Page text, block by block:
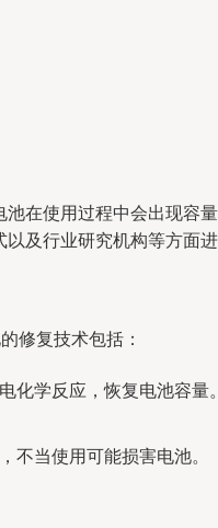
在使用过程中会出现容
及行业研究机构等方面进
修复技术包括：
化学反应，恢复电池容量
不当使用可能损害电池。